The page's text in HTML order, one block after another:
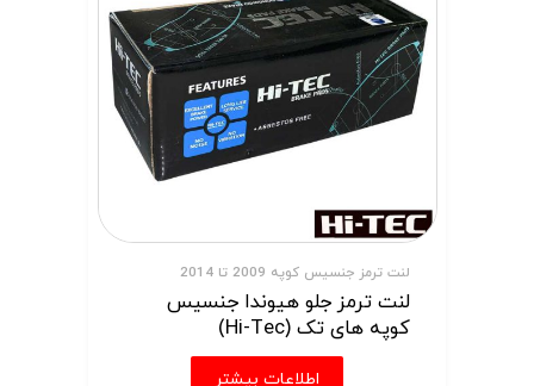
لنت ترمز جنسیس کوپه 2009 تا 2014
لنت ترمز جلو هیوندا جنسیس
کوپه های تک (Hi-Tec)
اطلاعات بیشتر